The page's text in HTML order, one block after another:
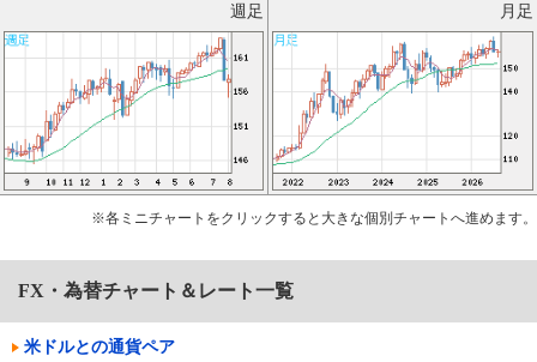
週足
月足
※各ミニチャートをクリックすると大きな個別チャートへ進めます。
FX・為替チャート＆レート一覧
米ドルとの通貨ペア